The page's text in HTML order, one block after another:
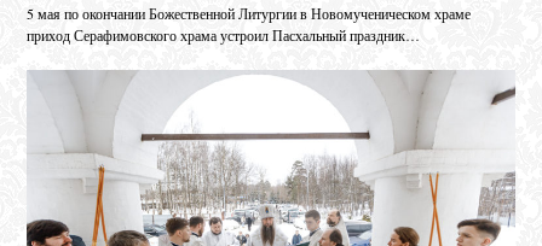
5 мая по окончании Божественной Литургии в Новомученическом храме
приход Серафимовского храма устроил Пасхальный праздник…